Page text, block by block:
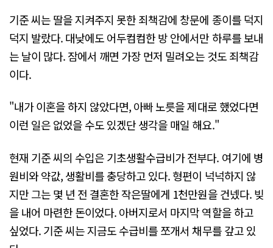
기준 씨는 딸을 지켜주지 못한 죄책감에 창문에 종이를 덕지
덕지 발랐다. 대낮에도 어두컴컴한 방 안에서만 하루를 보내
는 날이 많다. 잠에서 깨면 가장 먼저 밀려오는 것도 죄책감
이다.
"내가 이혼을 하지 않았다면, 아빠 노릇을 제대로 했었다면
이런 일은 없었을 수도 있겠단 생각을 매일 해요."
현재 기준 씨의 수입은 기초생활수급비가 전부다. 여기에 병
원비와 약값, 생활비를 충당하고 있다. 형편이 넉넉하지 않
지만 그는 몇 년 전 결혼한 작은딸에게 1천만원을 건넸다. 빚
을 내어 마련한 돈이었다. 아버지로서 마지막 역할을 하고
싶었다. 기준 씨는 지금도 수급비를 쪼개서 채무를 갚고 있